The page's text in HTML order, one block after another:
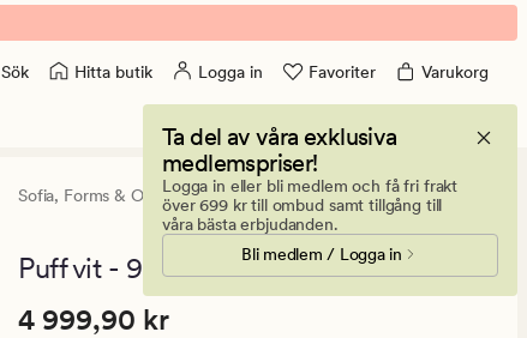
Sök Hitta butik Logga in Favoriter Varukorg
Ta del av våra exklusiva
medlemspriser!
Logga in eller bli medlem och få fri frakt
över 699 kr till ombud samt tillgång till
våra bästa erbjudanden.
Bli medlem / Logga in
Sofia, Forms & Objects
0
med
betyg
0
Puff vit - 90x90x50 cm
Pris
Pris 4 999,90 kr
4 999,90 kr